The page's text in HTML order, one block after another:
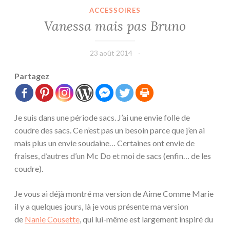
ACCESSOIRES
Vanessa mais pas Bruno
23 août 2014
Partagez
Je suis dans une période sacs. J’ai une envie folle de
coudre des sacs. Ce n’est pas un besoin parce que j’en ai
mais plus un envie soudaine… Certaines ont envie de
fraises, d’autres d’un Mc Do et moi de sacs (enfin… de les
coudre).
Je vous ai déjà montré ma version de Aime Comme Marie
il y a quelques jours, là je vous présente ma version
de Nanie Cousette, qui lui-même est largement inspiré du